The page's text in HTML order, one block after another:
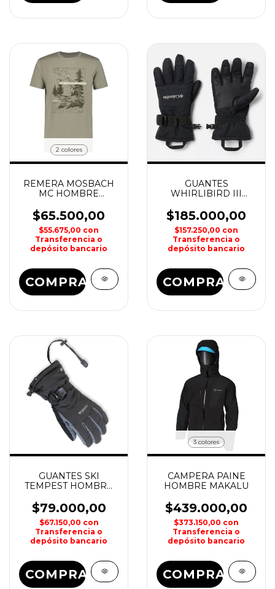
2 colores
REMERA MOSBACH
MC HOMBRE
$65.500,00
$55.675,00 con
Transferencia o
depósito bancario
COMPRAR
GUANTES
WHIRLIBIRD III
$185.000,00
$157.250,00 con
Transferencia o
depósito bancario
COMPRAR
GUANTES SKI
TEMPEST HOMBRE
$79.000,00
$67.150,00 con
Transferencia o
depósito bancario
COMPRAR
3 colores
CAMPERA PAINE
HOMBRE MAKALU
$439.000,00
$373.150,00 con
Transferencia o
depósito bancario
COMPRAR